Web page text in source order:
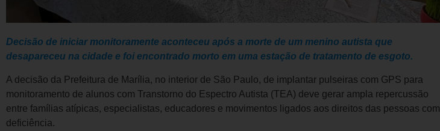
Decisão de iniciar monitoramente aconteceu após a morte de um menino autista que
desapareceu na cidade e foi encontrado morto em uma estação de tratamento de esgoto.
A decisão da Prefeitura de Marília, no interior de São Paulo, de implantar pulseiras com GPS para
monitoramento de alunos com Transtorno do Espectro Autista (TEA) deve gerar ampla repercussão
entre famílias atípicas, especialistas, educadores e movimentos ligados aos direitos das pessoas com
deficiência.